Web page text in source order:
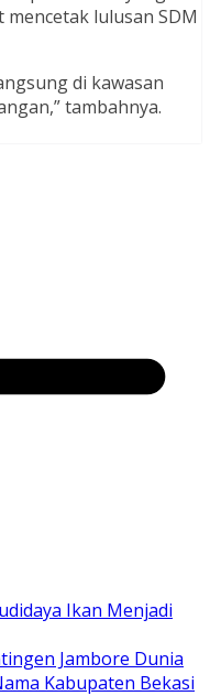
lulusan SDM
di kawasan
tambahnya.
Ikan Menjadi
Jambore Dunia
Kabupaten Bekasi